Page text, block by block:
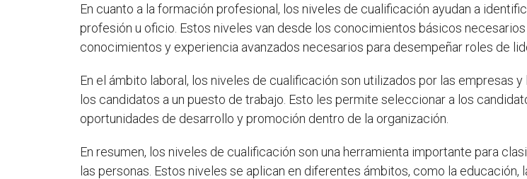
En cuanto a la formación profesional, los niveles de cualificación ayudan a
profesión u oficio. Estos niveles van desde los conocimientos básicos
conocimientos y experiencia avanzados necesarios para desempeñar roles de
En el ámbito laboral, los niveles de cualificación son utilizados por las empresas
los candidatos a un puesto de trabajo. Esto les permite seleccionar a los
oportunidades de desarrollo y promoción dentro de la organización.
En resumen, los niveles de cualificación son una herramienta importante para
las personas. Estos niveles se aplican en diferentes ámbitos, como la